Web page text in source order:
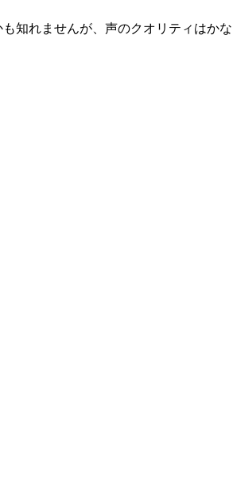
れませんが、声のクオリティはか